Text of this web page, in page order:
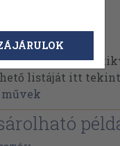
műveinek az
listáját itt